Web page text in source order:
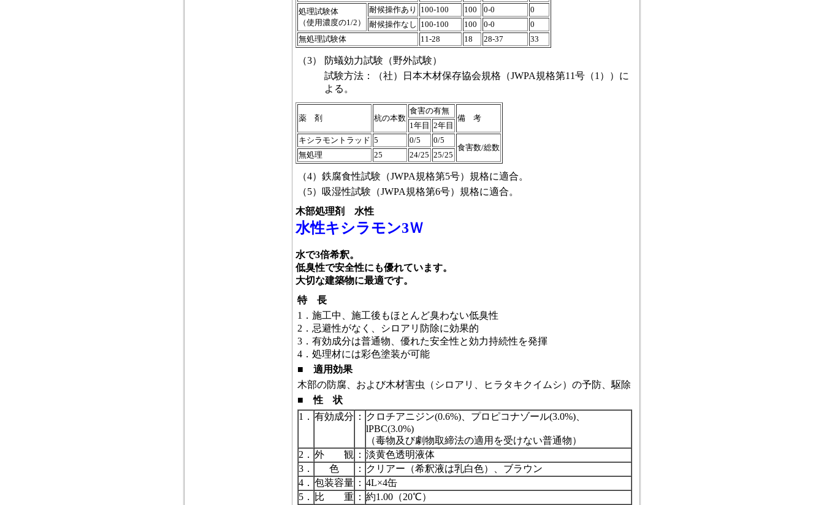
処理試験体
（使用濃度の1/2）
耐候操作あり 100-100 100 0-0
0
耐候操作なし 100-100 100 0-0
0
無処理試験体
11-28 18 28-37 33
（3）
防蟻効力試験（野外試験）
試験方法：（社）日本木材保存協会規格（JWPA規格第11号（1））に
よる。
薬 剤 杭の本数
食害の有無
備 考
1年目 2年目
キシラモントラッド 5 0/5
0/5
食害数/総数
無処理
25 24/25 25/25
（4） 鉄腐食性試験（JWPA規格第5号）規格に適合。
（5） 吸湿性試験（JWPA規格第6号）規格に適合。
木部処理剤 水性
水性キシラモン3Ｗ
水で3倍希釈。
低臭性で安全性にも優れています。
大切な建築物に最適です。
特 長
1． 施工中、施工後もほとんど臭わない低臭性
2． 忌避性がなく、シロアリ防除に効果的
3． 有効成分は普通物、優れた安全性と効力持続性を発揮
4． 処理材には彩色塗装が可能
■ 適用効果
木部の防腐、および木材害虫（シロアリ、ヒラタキクイムシ）の予防、駆除
■ 性 状
1． 有効成分 ：
クロチアニジン(0.6%)、プロピコナゾール(3.0%)、
lPBC(3.0%)
（毒物及び劇物取締法の適用を受けない普通物）
2． 外 観 ： 淡黄色透明液体
3．
色 ：
クリアー（希釈液は乳白色）、ブラウン
4． 包装容量 ： 4L×4缶
5．
比 重 ： 約1.00（20℃）